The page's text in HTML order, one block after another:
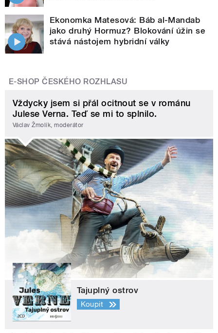
Ekonomka Matesová: Báb al-Mandab
jako druhý Hormuz? Blokování úžin se
stává nástojem hybridní války
E-SHOP ČESKÉHO ROZHLASU
Vždycky jsem si přál ocitnout se v románu
Julese Verna. Teď se mi to splnilo.
Václav Žmolík, moderátor
Tajuplný ostrov
Koupit